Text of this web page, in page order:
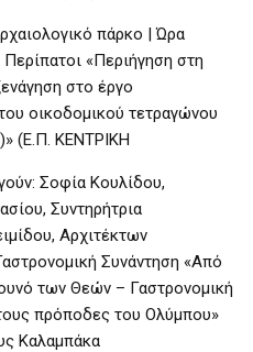
πάρκο | Ώρα
«Περιήγηση στη
στο έργο
οικοδομικού τετραγώνου
(Ε.Π. ΚΕΝΤΡΙΚΗ
Σοφία Κουλίδου,
Συντηρήτρια
Αρχιτέκτων
Συνάντηση «Από
των Θεών – Γαστρονομική
πρόποδες του Ολύμπου»
Καλαμπάκα